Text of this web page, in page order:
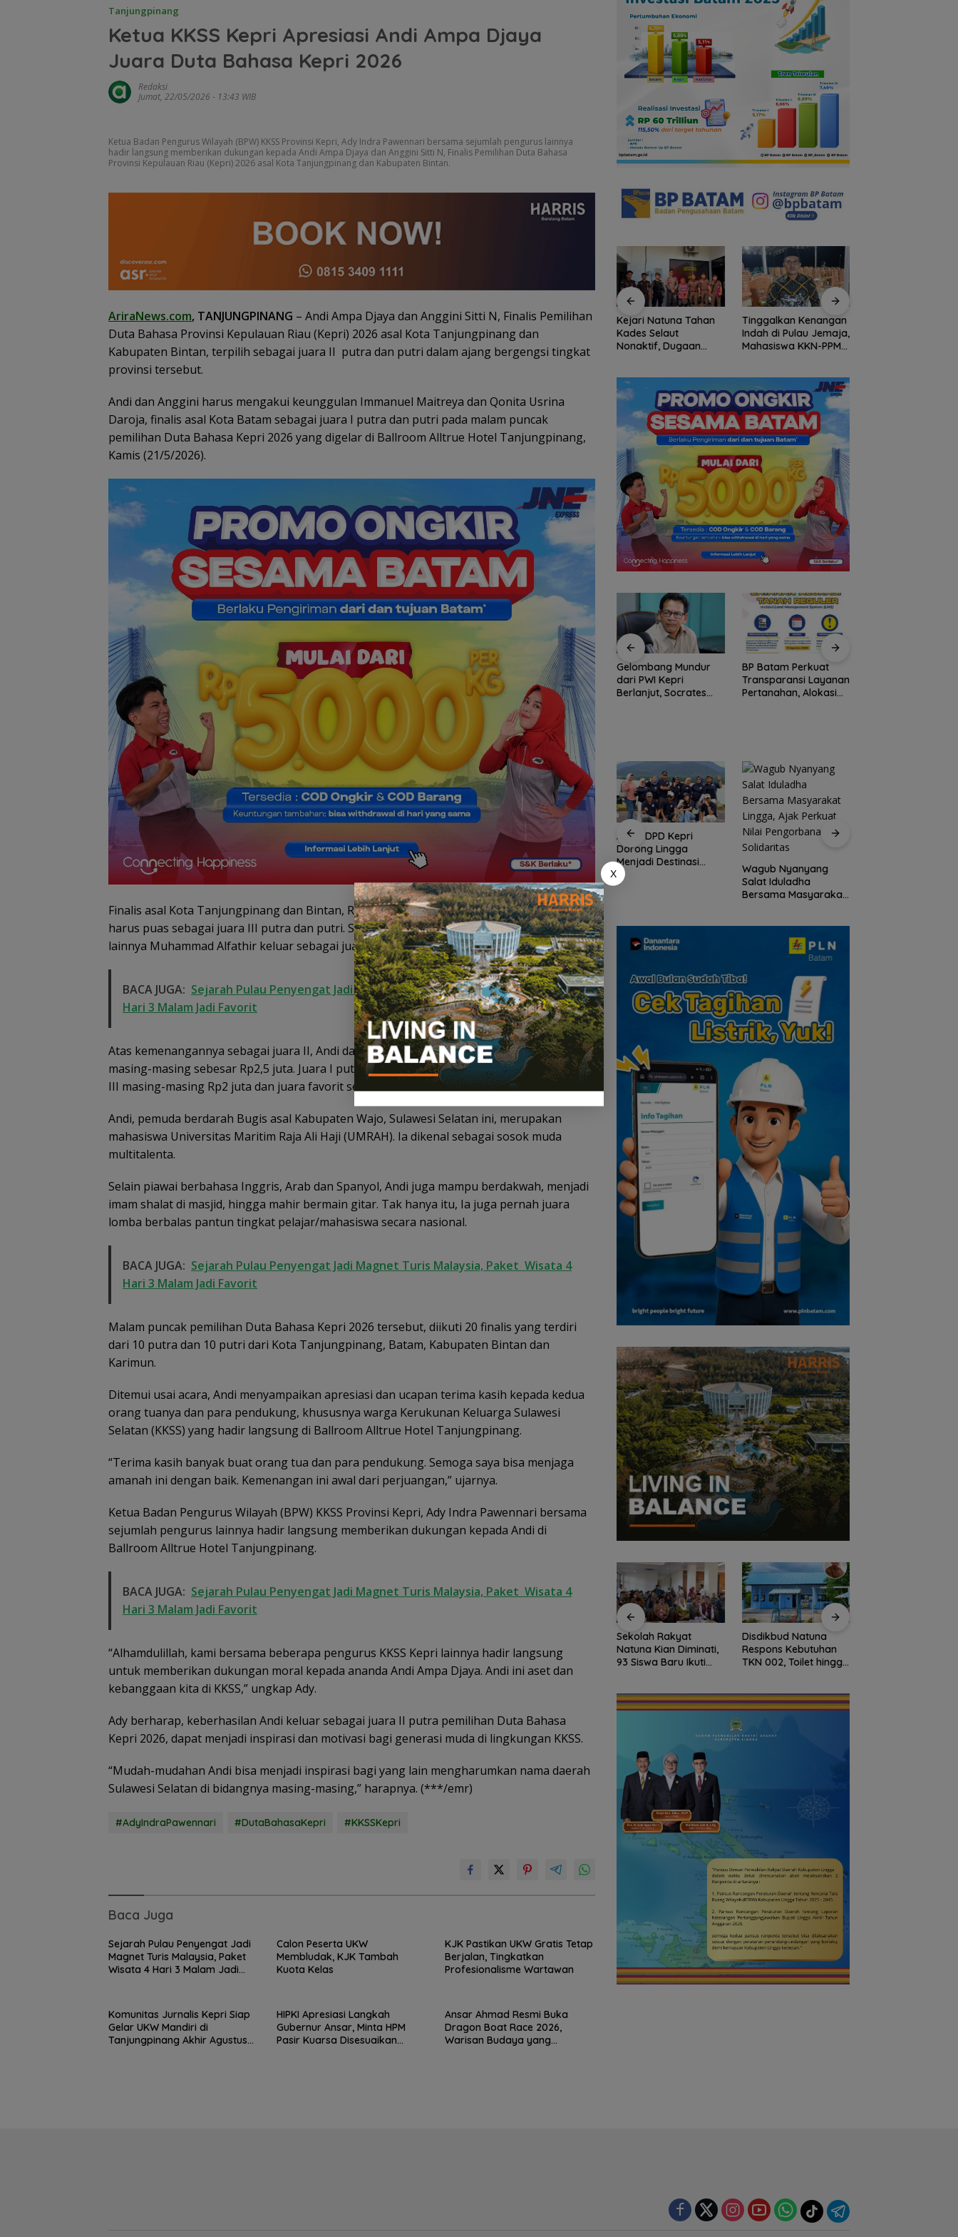
Tanjungpinang
Ketua KKSS Kepri Apresiasi Andi Ampa Djaya
Juara Duta Bahasa Kepri 2026
Redaksi
Jumat, 22/05/2026 - 13:43 WIB
Ketua Badan Pengurus Wilayah (BPW) KKSS Provinsi Kepri, Ady Indra Pawennari bersama sejumlah pengurus lainnya
hadir langsung memberikan dukungan kepada Andi Ampa Djaya dan Anggini Sitti N, Finalis Pemilihan Duta Bahasa
Provinsi Kepulauan Riau (Kepri) 2026 asal Kota Tanjungpinang dan Kabupaten Bintan.
AriraNews.com, TANJUNGPINANG – Andi Ampa Djaya dan Anggini Sitti N, Finalis Pemilihan
Duta Bahasa Provinsi Kepulauan Riau (Kepri) 2026 asal Kota Tanjungpinang dan
Kabupaten Bintan, terpilih sebagai juara II putra dan putri dalam ajang bergengsi tingkat
provinsi tersebut.
Andi dan Anggini harus mengakui keunggulan Immanuel Maitreya dan Qonita Usrina
Daroja, finalis asal Kota Batam sebagai juara I putra dan putri pada malam puncak
pemilihan Duta Bahasa Kepri 2026 yang digelar di Ballroom Alltrue Hotel Tanjungpinang,
Kamis (21/5/2026).
Finalis asal Kota Tanjungpinang dan Bintan, Raja Muhammad dan Natasya Aulia Zahra
harus puas sebagai juara III putra dan putri. Sedangkan finalis asal Kota Tanjungpinang
lainnya Muhammad Alfathir keluar sebagai juara favorit.
BACA JUGA: Sejarah Pulau Penyengat Jadi Magnet Turis Malaysia, Paket Wisata 4
Hari 3 Malam Jadi Favorit
Atas kemenangannya sebagai juara II, Andi dan Anggini berhasil membawa pulang hadiah
masing-masing sebesar Rp2,5 juta. Juara I putra dan putri masing-masing Rp3,5 juta, juara
III masing-masing Rp2 juta dan juara favorit sebesar Rp1 juta.
Andi, pemuda berdarah Bugis asal Kabupaten Wajo, Sulawesi Selatan ini, merupakan
mahasiswa Universitas Maritim Raja Ali Haji (UMRAH). Ia dikenal sebagai sosok muda
multitalenta.
Selain piawai berbahasa Inggris, Arab dan Spanyol, Andi juga mampu berdakwah, menjadi
imam shalat di masjid, hingga mahir bermain gitar. Tak hanya itu, Ia juga pernah juara
lomba berbalas pantun tingkat pelajar/mahasiswa secara nasional.
BACA JUGA: Sejarah Pulau Penyengat Jadi Magnet Turis Malaysia, Paket Wisata 4
Hari 3 Malam Jadi Favorit
Malam puncak pemilihan Duta Bahasa Kepri 2026 tersebut, diikuti 20 finalis yang terdiri
dari 10 putra dan 10 putri dari Kota Tanjungpinang, Batam, Kabupaten Bintan dan
Karimun.
Ditemui usai acara, Andi menyampaikan apresiasi dan ucapan terima kasih kepada kedua
orang tuanya dan para pendukung, khususnya warga Kerukunan Keluarga Sulawesi
Selatan (KKSS) yang hadir langsung di Ballroom Alltrue Hotel Tanjungpinang.
“Terima kasih banyak buat orang tua dan para pendukung. Semoga saya bisa menjaga
amanah ini dengan baik. Kemenangan ini awal dari perjuangan,” ujarnya.
Ketua Badan Pengurus Wilayah (BPW) KKSS Provinsi Kepri, Ady Indra Pawennari bersama
sejumlah pengurus lainnya hadir langsung memberikan dukungan kepada Andi di
Ballroom Alltrue Hotel Tanjungpinang.
BACA JUGA: Sejarah Pulau Penyengat Jadi Magnet Turis Malaysia, Paket Wisata 4
Hari 3 Malam Jadi Favorit
“Alhamdulillah, kami bersama beberapa pengurus KKSS Kepri lainnya hadir langsung
untuk memberikan dukungan moral kepada ananda Andi Ampa Djaya. Andi ini aset dan
kebanggaan kita di KKSS,” ungkap Ady.
Ady berharap, keberhasilan Andi keluar sebagai juara II putra pemilihan Duta Bahasa
Kepri 2026, dapat menjadi inspirasi dan motivasi bagi generasi muda di lingkungan KKSS.
“Mudah-mudahan Andi bisa menjadi inspirasi bagi yang lain mengharumkan nama daerah
Sulawesi Selatan di bidangnya masing-masing,” harapnya. (***/emr)
#AdyIndraPawennari #DutaBahasaKepri #KKSSKepri
Baca Juga
Sejarah Pulau Penyengat Jadi
Magnet Turis Malaysia, Paket
Wisata 4 Hari 3 Malam Jadi
Calon Peserta UKW
Membludak, KJK Tambah
Kuota Kelas
KJK Pastikan UKW Gratis Tetap
Berjalan, Tingkatkan
Profesionalisme Wartawan
Komunitas Jurnalis Kepri Siap
Gelar UKW Mandiri di
Tanjungpinang Akhir Agustus
HIPKI Apresiasi Langkah
Gubernur Ansar, Minta HPM
Pasir Kuarsa Disesuaikan
Ansar Ahmad Resmi Buka
Dragon Boat Race 2026,
Warisan Budaya yang
BP Batam Perkuat
Transparansi Layanan
Pertanahan, Alokasi
Tanah Reguler Segera
Stop Penyelidikan,
Polsek Lubuk Baja
Tegaskan Kasus Anak
Murni Masalah Hak
Ratusan Wisatawan
Malaysia Bakal
Jelajahi Batam dalam
Family Rally Wisata
Kejari Natuna Tahan
Kades Selaut
Nonaktif, Dugaan
Rp533 Juta
Tinggalkan Kenangan
Indah di Pulau Jemaja,
Mahasiswa KKN-PPM
oleh Kades Bukit Padi
Pemko Batam
Petakan Kebutuhan
Guru untuk
Pemerataan Tenaga
Pendidik
Rotasi 311 ASN Jadi
Awal Reformasi
Birokrasi Batam,
Amsakar Tekankan
Ratusan Wisatawan
Malaysia Bakal
Jelajahi Batam dalam
Family Rally Wisata
Season 3
Gelombang Mundur
dari PWI Kepri
Berlanjut, Socrates
BP Batam Perkuat
Transparansi Layanan
Pertanahan, Alokasi
Rekrutmen Calon
Anggota Polri di
Dikembalikan dan
Kekeluargaan
ASPEK Desak Satgas
PKH Tinjau Kerusakan
Lingga Akibat Kebun
Sawit
ASPPI Inisiasi Paket
Wisata dan Budaya
dari Batam ke Lingga
ASPPI DPD Kepri
Dorong Lingga
Menjadi Destinasi
Wisata Unggulan
Kepulauan Riau
Wagub Nyanyang
Salat Iduladha
Bersama Masyarakat
Helikopter Sikorsky,
Samudra Jaya
Kelautan Diperluas
TKN 002 Bunguran
Timur Laut Butuh WC
dan Pagar Demi
Kades Selaut
Nonaktif, Dugaan
Korupsi APBDes
Sekolah Rakyat
Natuna Kian Diminati,
93 Siswa Baru Ikuti
Disdikbud Natuna
Respons Kebutuhan
TKN 002, Toilet hingga
X